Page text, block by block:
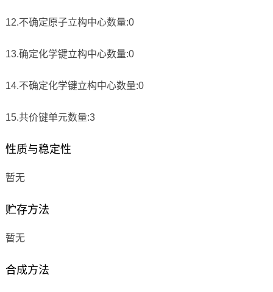
12.不确定原子立构中心数量:0
13.确定化学键立构中心数量:0
14.不确定化学键立构中心数量:0
15.共价键单元数量:3
性质与稳定性
暂无
贮存方法
暂无
合成方法